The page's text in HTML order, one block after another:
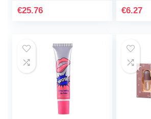
€25.76
kleur 350
€6.27